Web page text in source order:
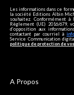
Les informations dans ce
la société Editions Albin
souhaitez. Conformément
Règlement (UE) 2016/679,
d’opposition aux
contactant par courriel à
Service Communication
politique de protection de
A Propos